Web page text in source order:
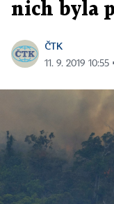
nich byla
ČTK
11. 9. 2019